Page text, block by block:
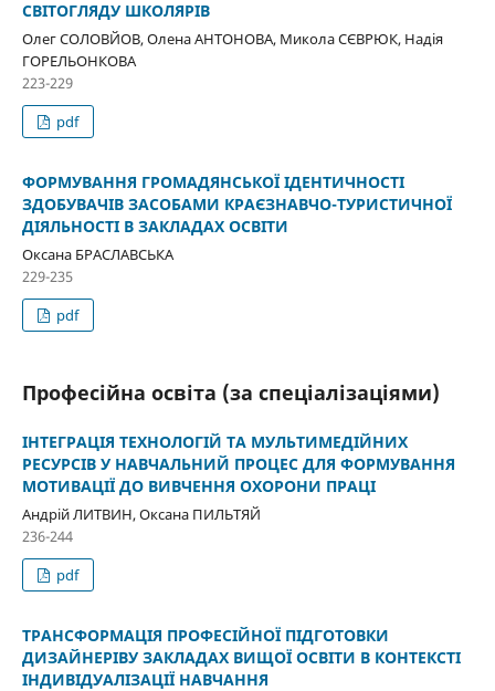
СВІТОГЛЯДУ ШКОЛЯРІВ
Олег СОЛОВЙОВ, Олена АНТОНОВА, Микола СЄВРЮК, Надія
ГОРЕЛЬОНКОВА
223-229
pdf
ФОРМУВАННЯ ГРОМАДЯНСЬКОЇ ІДЕНТИЧНОСТІ
ЗДОБУВАЧІВ ЗАСОБАМИ КРАЄЗНАВЧО-ТУРИСТИЧНОЇ
ДІЯЛЬНОСТІ В ЗАКЛАДАХ ОСВІТИ
Оксана БРАСЛАВСЬКА
229-235
pdf
Професійна освіта (за спеціалізаціями)
ІНТЕГРАЦІЯ ТЕХНОЛОГІЙ ТА МУЛЬТИМЕДІЙНИХ
РЕСУРСІВ У НАВЧАЛЬНИЙ ПРОЦЕС ДЛЯ ФОРМУВАННЯ
МОТИВАЦІЇ ДО ВИВЧЕННЯ ОХОРОНИ ПРАЦІ
Андрій ЛИТВИН, Оксана ПИЛЬТЯЙ
236-244
pdf
ТРАНСФОРМАЦІЯ ПРОФЕСІЙНОЇ ПІДГОТОВКИ
ДИЗАЙНЕРІВУ ЗАКЛАДАХ ВИЩОЇ ОСВІТИ В КОНТЕКСТІ
ІНДИВІДУАЛІЗАЦІЇ НАВЧАННЯ